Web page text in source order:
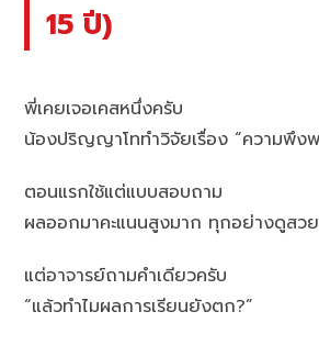
15 ปี)
พี่เคยเจอเคสหนึ่งครับ
น้องปริญญาโททำวิจัยเรื่อง “ความพึง
ตอนแรกใช้แต่แบบสอบถาม
ผลออกมาคะแนนสูงมาก ทุกอย่างดูสว
แต่อาจารย์ถามคำเดียวครับ
“แล้วทำไมผลการเรียนยังตก?”